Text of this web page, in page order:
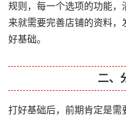
规则，每一个选项的功能
来就需要完善店铺的资料
好基础。
二、
打好基础后，前期肯定是